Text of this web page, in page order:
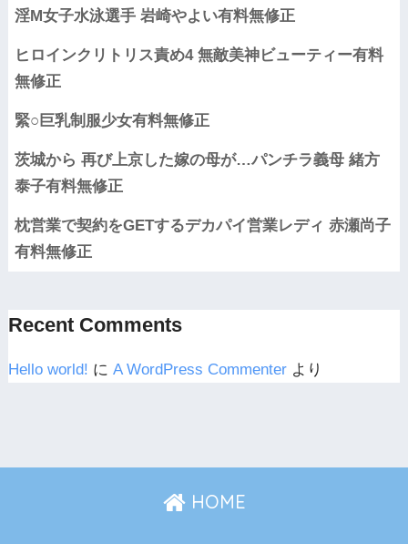
淫M女子水泳選手 岩崎やよい有料無修正
ヒロインクリトリス責め4 無敵美神ビューティー有料
無修正
緊○巨乳制服少女有料無修正
茨城から 再び上京した嫁の母が…パンチラ義母 緒方
泰子有料無修正
枕営業で契約をGETするデカパイ営業レディ 赤瀬尚子
有料無修正
Recent Comments
Hello world! に A WordPress Commenterより
HOME